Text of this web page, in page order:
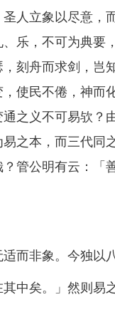
人立象以尽意，
乐，不可为典要
刻舟而求剑，岂
使民不倦，神而
之义不可易欤？
之本，而三代同
管公明有云：「
非象。今独以八
矣。」然则易